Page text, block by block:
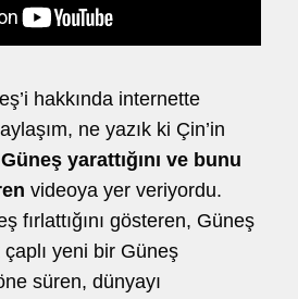
hakkında internette
ne yazık ki Çin’in
yarattığını ve bunu
videoya yer veriyordu.
fırlattığını gösteren, Güneş
yeni bir Güneş
süren, dünyayı